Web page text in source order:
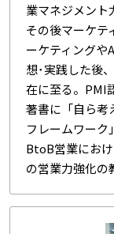
業マネジメント
その後マーケテ
ーケティング
想･実践した後
在に至る。PMI
著書に「自ら考
フレームワー
BtoB営業にお
の営業力強化の